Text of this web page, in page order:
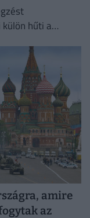
hűti a
amire
az